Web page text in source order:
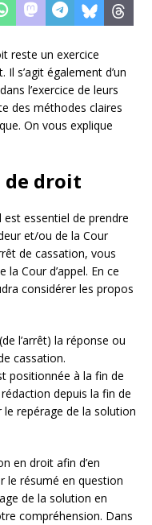
reste un exercice
s’agit également d’un
l’exercice de leurs
des méthodes claires
On vous explique
de droit
essentiel de prendre
et/ou de la Cour
de cassation, vous
Cour d’appel. En ce
considérer les propos
l’arrêt) la réponse ou
cassation.
positionnée à la fin de
depuis la fin de
le repérage de la solution
en droit afin d’en
le résumé en question
de la solution en
compréhension. Dans